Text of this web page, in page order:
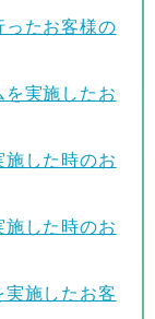
たお客様の
実施したお
した時のお
した時のお
施したお客